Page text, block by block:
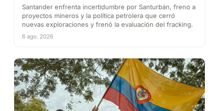
Santander enfrenta incertidumbre por Santurbán, freno a
proyectos mineros y la política petrolera que cerró
nuevas exploraciones y frenó la evaluación del fracking.
6 ago. 2026